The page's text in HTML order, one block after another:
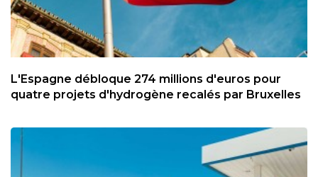
L'Espagne débloque 274 millions d'euros pour
quatre projets d'hydrogène recalés par Bruxelles